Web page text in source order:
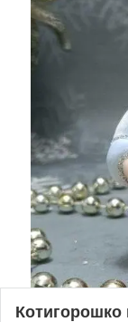
Котигорошко